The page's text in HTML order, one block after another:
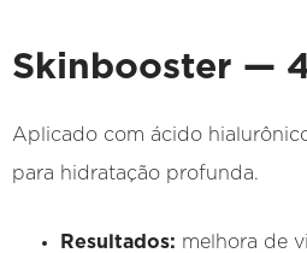
Skinbooster —
Aplicado com ácido
para hidratação profunda.
Resultados: melhora de